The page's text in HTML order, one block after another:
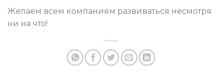
Желаем всем компаниям развиваться несмотря
ни на что!